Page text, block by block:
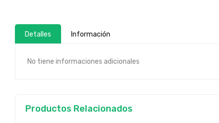
Detalles Información
No tiene informaciones adicionales
Productos Relacionados